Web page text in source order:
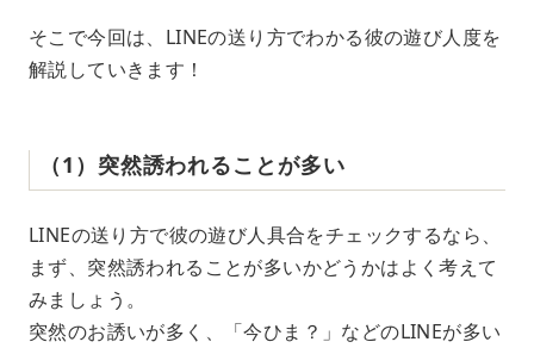
そこで今回は、LINEの送り方でわかる彼の遊び人度を
解説していきます！
（1）突然誘われることが多い
LINEの送り方で彼の遊び人具合をチェックするなら、
まず、突然誘われることが多いかどうかはよく考えて
みましょう。
突然のお誘いが多く、「今ひま？」などのLINEが多い